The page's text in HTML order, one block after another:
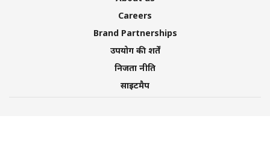
Careers
Brand Partnerships
उपयोग की शर्तें
निजता नीति
साइटमैप